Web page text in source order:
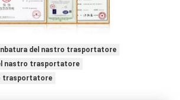
del nastro trasportatore
nastro trasportatore
trasportatore